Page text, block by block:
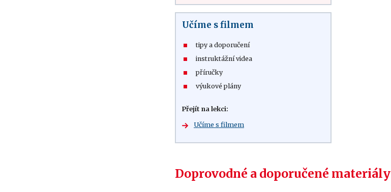
Učíme s filmem
tipy a doporučení
instruktážní videa
příručky
výukové plány
Přejít na lekci:
Učíme s filmem
Doprovodné a doporučené materiály